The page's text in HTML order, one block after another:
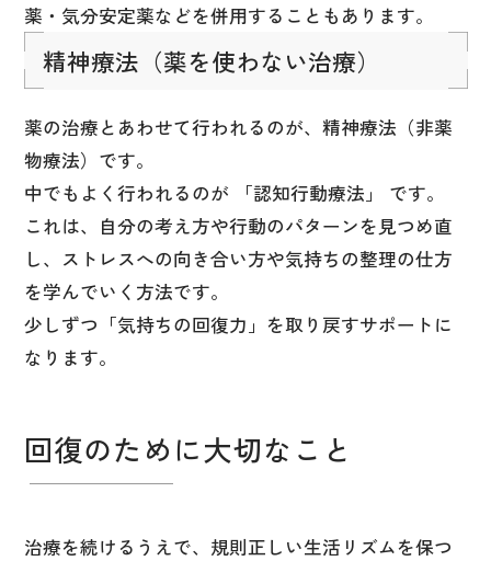
薬・気分安定薬などを併用することもあります。
精神療法（薬を使わない治療）
薬の治療とあわせて行われるのが、精神療法（非薬
物療法）です。
中でもよく行われるのが 「認知行動療法」 です。
これは、自分の考え方や行動のパターンを見つめ直
し、ストレスへの向き合い方や気持ちの整理の仕方
を学んでいく方法です。
少しずつ「気持ちの回復力」を取り戻すサポートに
なります。
回復のために大切なこと
治療を続けるうえで、規則正しい生活リズムを保つ